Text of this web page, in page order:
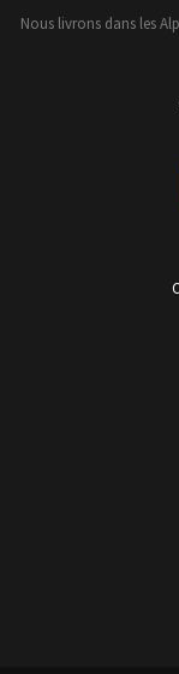
Nous livrons dans les